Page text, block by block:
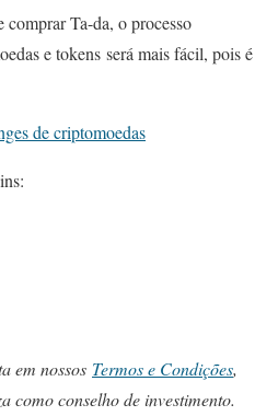
comprar Ta-da, o processo
e tokens será mais fácil, pois é
de criptomoedas
em nossos Termos e Condições,
como conselho de investimento.